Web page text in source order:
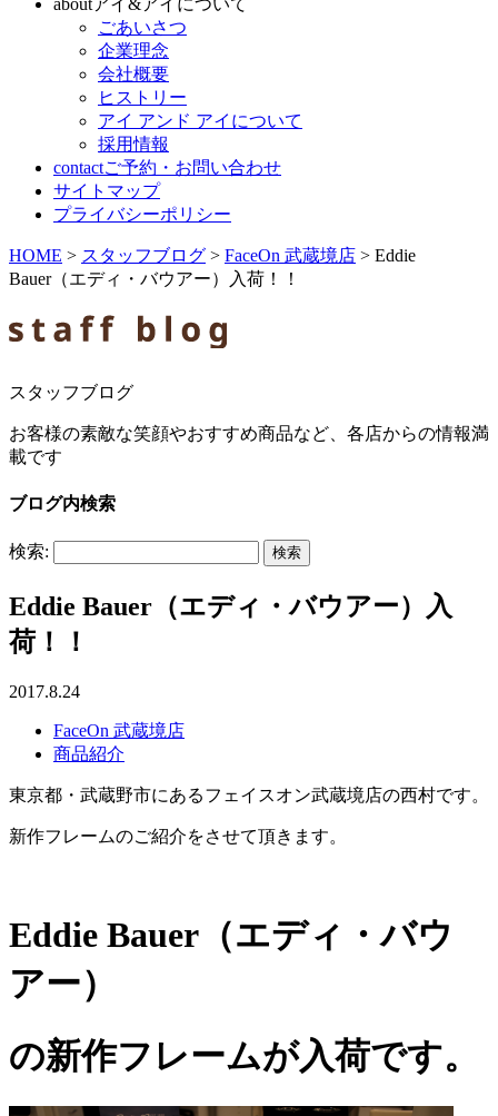
aboutアイ&アイについて
ごあいさつ
企業理念
会社概要
ヒストリー
アイ アンド アイについて
採用情報
contactご予約・お問い合わせ
サイトマップ
プライバシーポリシー
HOME > スタッフブログ > FaceOn 武蔵境店 > Eddie
Bauer（エディ・バウアー）入荷！！
スタッフブログ
お客様の素敵な笑顔やおすすめ商品など、各店からの情報満
載です
ブログ内検索
検索:
Eddie Bauer（エディ・バウアー）入
荷！！
2017.8.24
FaceOn 武蔵境店
商品紹介
東京都・武蔵野市にあるフェイスオン武蔵境店の西村です。
新作フレームのご紹介をさせて頂きます。
Eddie Bauer（エディ・バウ
アー）
の新作フレームが入荷です。